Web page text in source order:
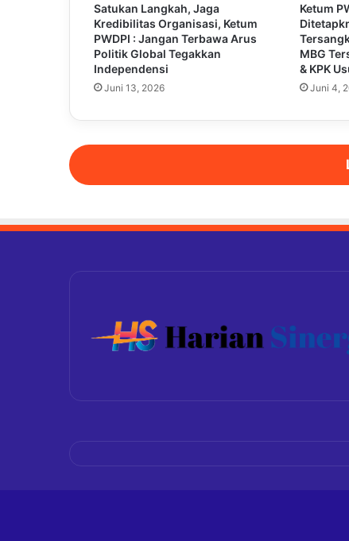
Satukan Langkah, Jaga
Kredibilitas Organisasi, Ketum
PWDPI : Jangan Terbawa Arus
Politik Global Tegakkan
Independensi
Juni 13, 2026
Ketum
MBG
& KPK
Juni 4,